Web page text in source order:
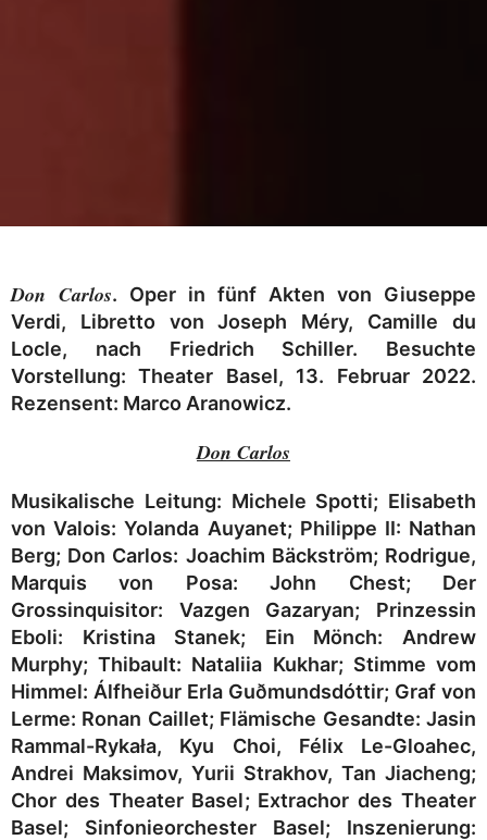
Don Carlos. Oper in fünf Akten von Giuseppe
Verdi, Libretto von Joseph Méry, Camille du
Locle, nach Friedrich Schiller. Besuchte
Vorstellung: Theater Basel, 13. Februar 2022.
Rezensent: Marco Aranowicz.
Don Carlos
Musikalische Leitung: Michele Spotti; Elisabeth
von Valois:Yolanda Auyanet; Philippe II: Nathan
Berg; Don Carlos: Joachim Bäckström; Rodrigue,
Marquis von Posa:John Chest; Der
Grossinquisitor: Vazgen Gazaryan; Prinzessin
Eboli: Kristina Stanek; Ein Mönch: Andrew
Murphy; Thibault: Nataliia Kukhar; Stimme vom
Himmel: Álfheiður Erla Guðmundsdóttir; Graf von
Lerme: Ronan Caillet; Flämische Gesandte:Jasin
Rammal-Rykała, Kyu Choi, Félix Le-Gloahec,
Andrei Maksimov, Yurii Strakhov, Tan Jiacheng;
Chor des Theater Basel; Extrachor des Theater
Basel; Sinfonieorchester Basel; Inszenierung: